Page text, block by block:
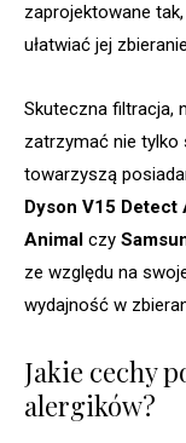
zaprojektowane
ułatwiać jej
Skuteczna filtracja,
zatrzymać nie tylko
towarzyszą
Dyson V15 Detect
Animal czy
ze względu na
wydajność w
Jakie cechy
alergików?